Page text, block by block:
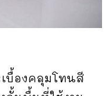
บื้องคลุมโทนสี